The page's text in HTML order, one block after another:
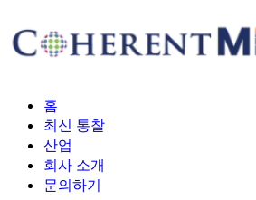
홈
최신 통찰
산업
회사 소개
문의하기